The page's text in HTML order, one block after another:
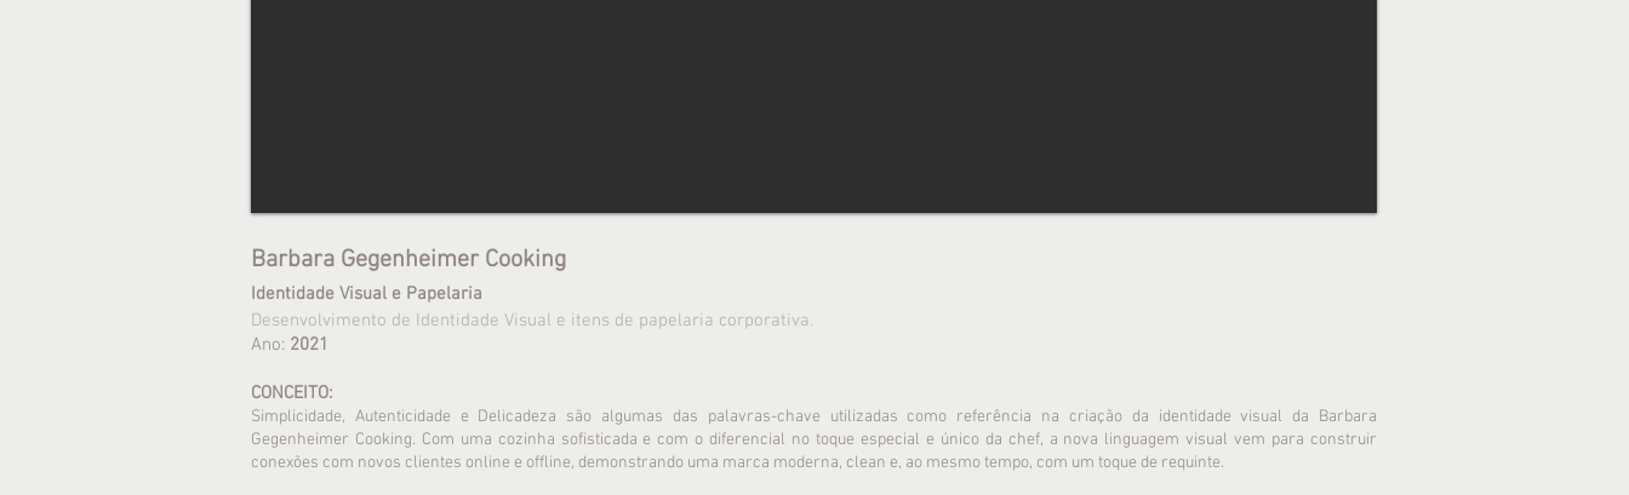
Barbara Gegenheimer Cooking
Identidade Visual e Papelaria
Desenvolvimento de Identidade Visual e itens de papelaria corporativa.
Ano: 2021
CONCEITO:
Simplicidade, Autenticidade e Delicadeza são algumas das palavras-chave utilizadas como referência na criação da identidade visual da Barbara
Gegenheimer Cooking. Com uma cozinha sofisticada e com o diferencial no toque especial e único da chef, a nova linguagem visual vem para construir
conexões com novos clientes online e offline, demonstrando uma marca moderna, clean e, ao mesmo tempo, com um toque de requinte.